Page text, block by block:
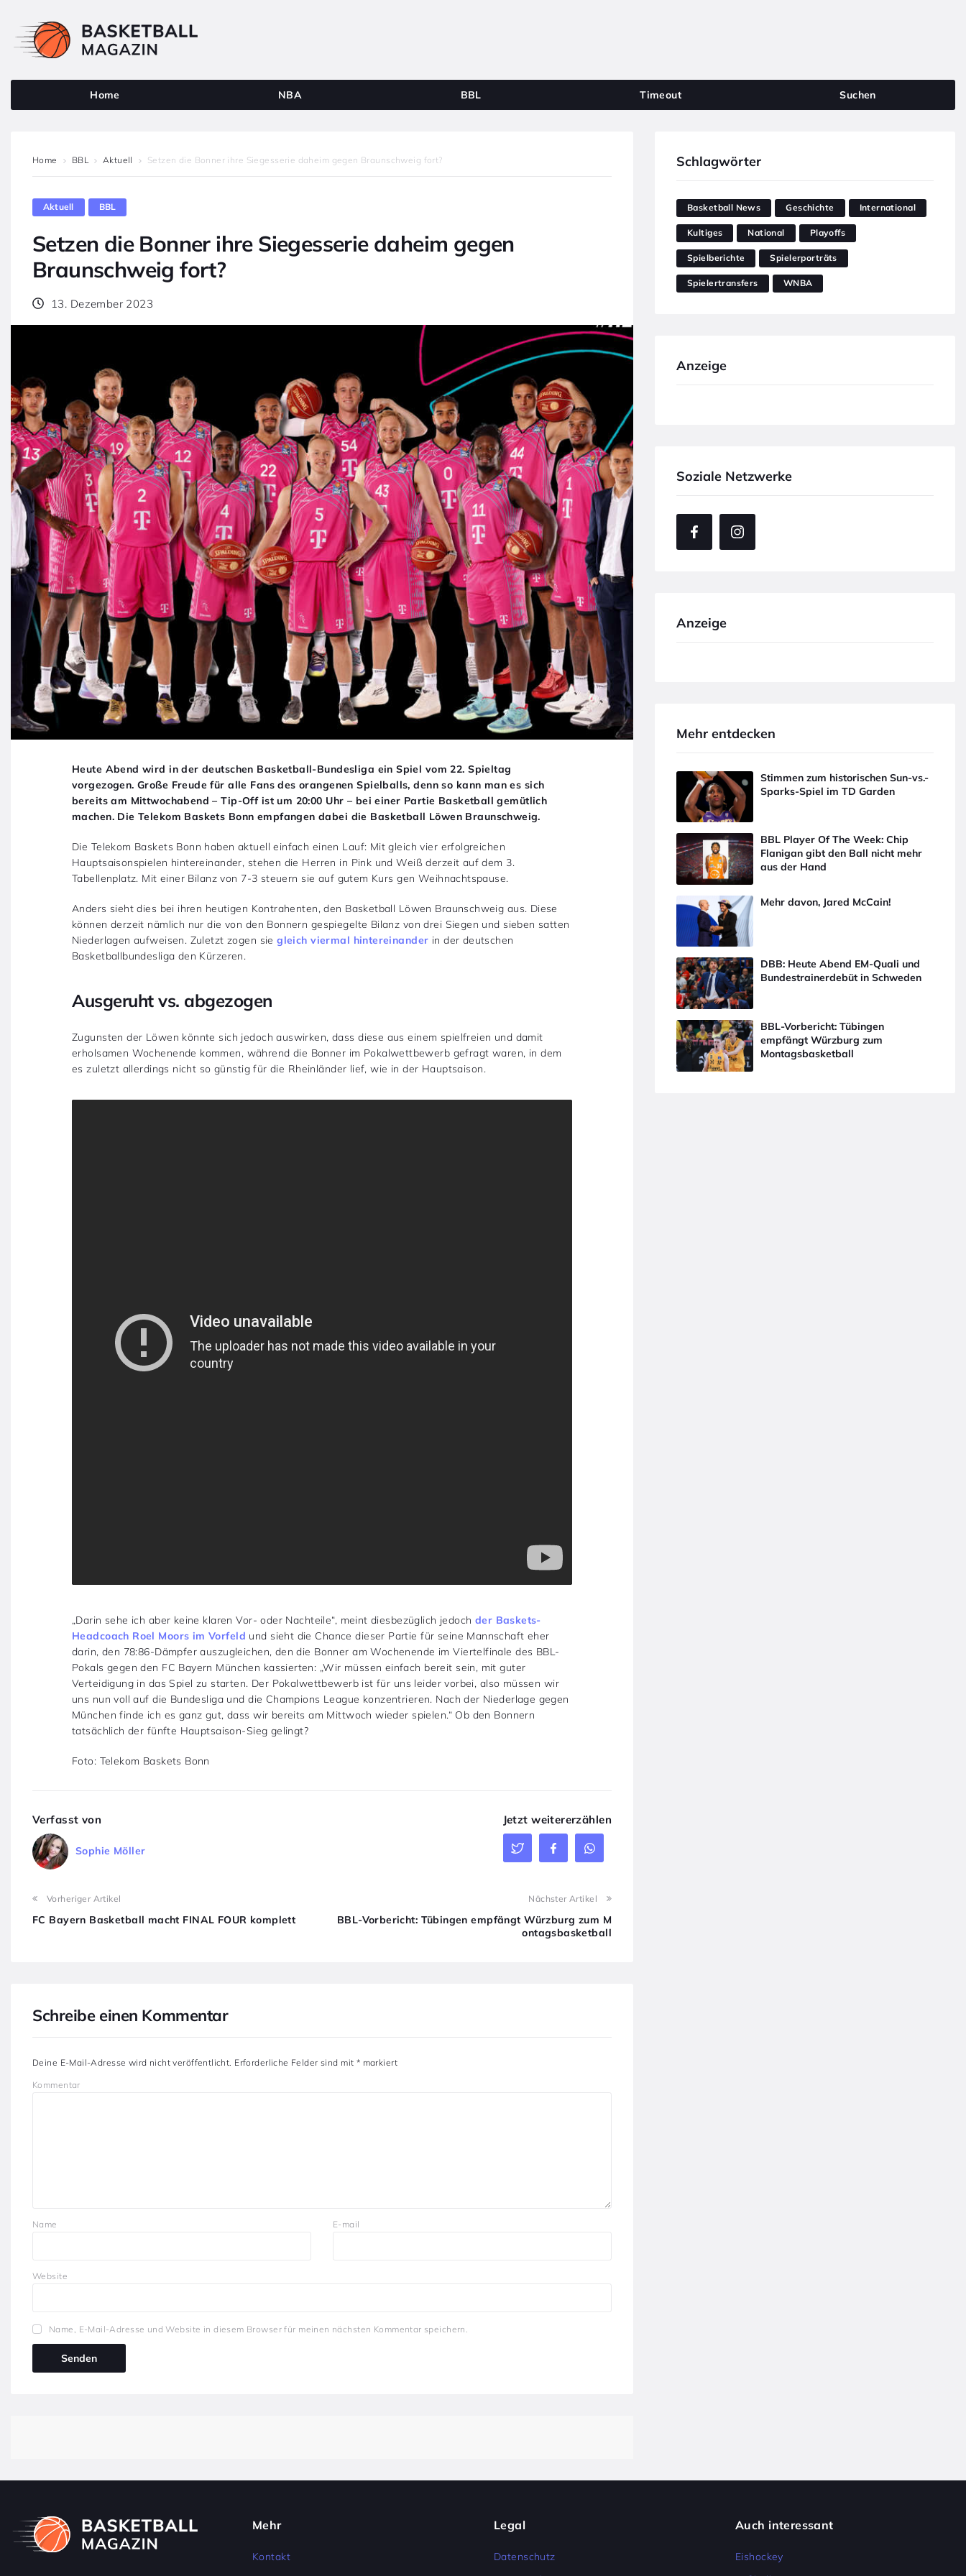
Home NBA BBL Timeout Suchen
Home BBL Aktuell Setzen die Bonner ihre Siegesserie daheim gegen Braunschweig fort?
Aktuell BBL
Setzen die Bonner ihre Siegesserie daheim gegen
Braunschweig fort?
13. Dezember 2023
Heute Abend wird in der deutschen Basketball-Bundesliga ein Spiel vom 22. Spieltag
vorgezogen. Große Freude für alle Fans des orangenen Spielballs, denn so kann man es sich
bereits am Mittwochabend – Tip-Off ist um 20:00 Uhr – bei einer Partie Basketball gemütlich
machen. Die Telekom Baskets Bonn empfangen dabei die Basketball Löwen Braunschweig.
Die Telekom Baskets Bonn haben aktuell einfach einen Lauf: Mit gleich vier erfolgreichen
Hauptsaisonspielen hintereinander, stehen die Herren in Pink und Weiß derzeit auf dem 3.
Tabellenplatz. Mit einer Bilanz von 7-3 steuern sie auf gutem Kurs gen Weihnachtspause.
Anders sieht dies bei ihren heutigen Kontrahenten, den Basketball Löwen Braunschweig aus. Diese
können derzeit nämlich nur die von den Bonnern gespiegelte Bilanz von drei Siegen und sieben satten
Niederlagen aufweisen. Zuletzt zogen siegleich viermal hintereinander in der deutschen
Basketballbundesliga den Kürzeren.
Ausgeruht vs. abgezogen
Zugunsten der Löwen könnte sich jedoch auswirken, dass diese aus einem spielfreien und damit
erholsamen Wochenende kommen, während die Bonner im Pokalwettbewerb gefragt waren, in dem
es zuletzt allerdings nicht so günstig für die Rheinländer lief, wie in der Hauptsaison.
„Darin sehe ich aber keine klaren Vor- oder Nachteile“, meint diesbezüglich jedoch der Baskets-
Headcoach Roel Moors im Vorfeld und sieht die Chance dieser Partie für seine Mannschaft eher
darin, den 78:86-Dämpfer auszugleichen, den die Bonner am Wochenende im Viertelfinale des BBL-
Pokals gegen den FC Bayern München kassierten: „Wir müssen einfach bereit sein, mit guter
Verteidigung in das Spiel zu starten. Der Pokalwettbewerb ist für uns leider vorbei, also müssen wir
uns nun voll auf die Bundesliga und die Champions League konzentrieren. Nach der Niederlage gegen
München finde ich es ganz gut, dass wir bereits am Mittwoch wieder spielen.“ Ob den Bonnern
tatsächlich der fünfte Hauptsaison-Sieg gelingt?
Foto: Telekom Baskets Bonn
Verfasst von
Sophie Möller
Jetzt weitererzählen
Vorheriger Artikel
FC Bayern Basketball macht FINAL FOUR komplett
Nächster Artikel
BBL-Vorbericht: Tübingen empfängt Würzburg zum M
ontagsbasketball
Schreibe einen Kommentar
Deine E-Mail-Adresse wird nicht veröffentlicht. Erforderliche Felder sind mit * markiert
Kommentar
Name E-mail
Website
Name, E-Mail-Adresse und Website in diesem Browser für meinen nächsten Kommentar speichern.
Schlagwörter
Basketball News Geschichte International
Kultiges National Playoffs
Spielberichte Spielerporträts
Spielertransfers WNBA
Anzeige
Soziale Netzwerke
Anzeige
Mehr entdecken
Stimmen zum historischen Sun-vs.-
Sparks-Spiel im TD Garden
BBL Player Of The Week: Chip
Flanigan gibt den Ball nicht mehr
aus der Hand
Mehr davon, Jared McCain!
DBB: Heute Abend EM-Quali und
Bundestrainerdebüt in Schweden
BBL-Vorbericht: Tübingen
empfängt Würzburg zum
Montagsbasketball
Mehr
Kontakt
Legal
Datenschutz
Auch interessant
Eishockey